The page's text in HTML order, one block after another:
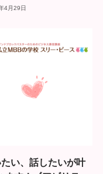
4月29日
い、話したいが叶